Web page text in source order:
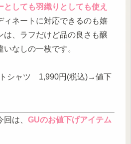
としても羽織りとしても使え
ィネートに対応できるのも嬉
、ラフだけど品の良さも醸
なしの一枚です。
シャツ 1,990円(税込)→値下
は、 GUのお値下げアイテム